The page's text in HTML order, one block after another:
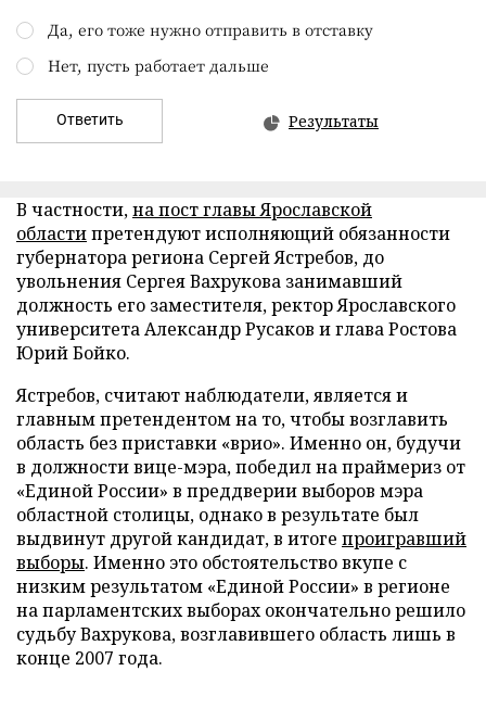
Да, его тоже нужно отправить в отставку
Нет, пусть работает дальше
Ответить Результаты
В частности,на пост главы Ярославской
областипретендуют исполняющий обязанности
губернатора региона Сергей Ястребов, до
увольнения Сергея Вахрукова занимавший
должность его заместителя, ректор Ярославского
университета Александр Русаков и глава Ростова
Юрий Бойко.
Ястребов, считают наблюдатели, является и
главным претендентом на то, чтобы возглавить
область без приставки «врио». Именно он, будучи
в должности вице-мэра, победил на праймериз от
«Единой России» в преддверии выборов мэра
областной столицы, однако в результате был
выдвинут другой кандидат, в итоге проигравший
выборы. Именно это обстоятельство вкупе с
низким результатом «Единой России» в регионе
на парламентских выборах окончательно решило
судьбу Вахрукова, возглавившего область лишь в
конце 2007 года.